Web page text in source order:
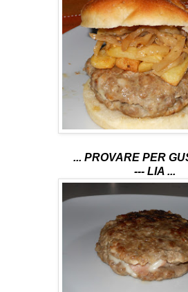
... PROVARE PER
--- LIA ...